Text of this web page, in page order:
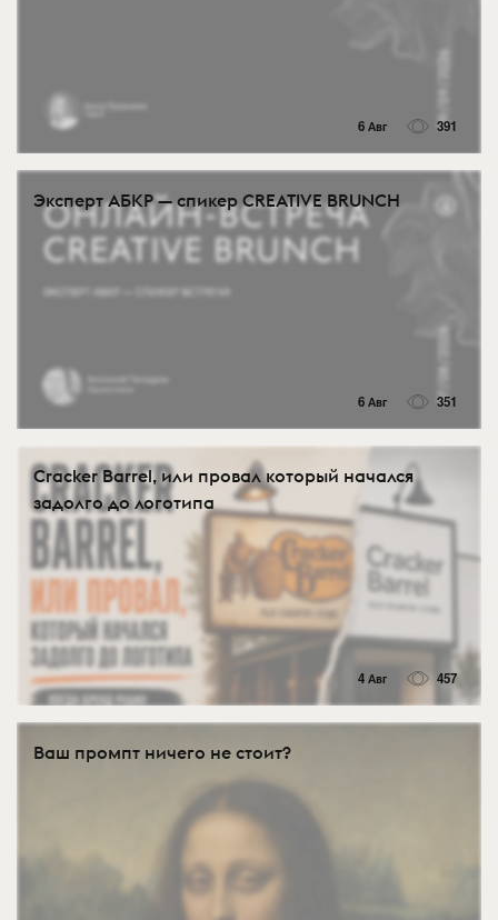
6 Авг 391
Эксперт АБКР — спикер CREATIVE BRUNCH
6 Авг 351
Cracker Barrel, или провал который начался
задолго до логотипа
4 Авг 457
Ваш промпт ничего не стоит?